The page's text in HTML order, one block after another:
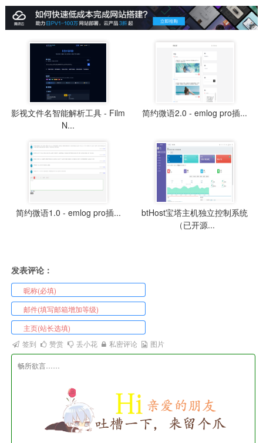
影视文件名智能解析工具 - Film
N...
简约微语2.0 - emlog pro插...
简约微语1.0 - emlog pro插...
btHost宝塔主机独立控制系统
（已开源...
发表评论：
签到 赞赏 丢小花 私密评论 图片